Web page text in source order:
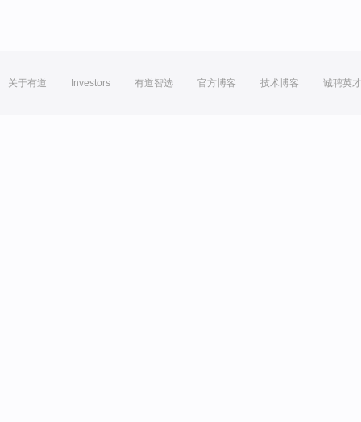
关于有道 Investors 有道智选 官方博客 技术博客 诚聘英才